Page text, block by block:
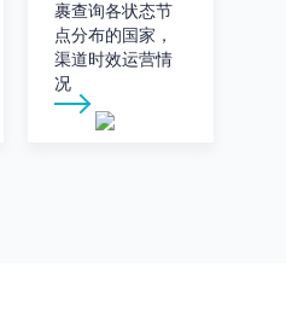
裹查询各状态节
点分布的国家，
渠道时效运营情
况